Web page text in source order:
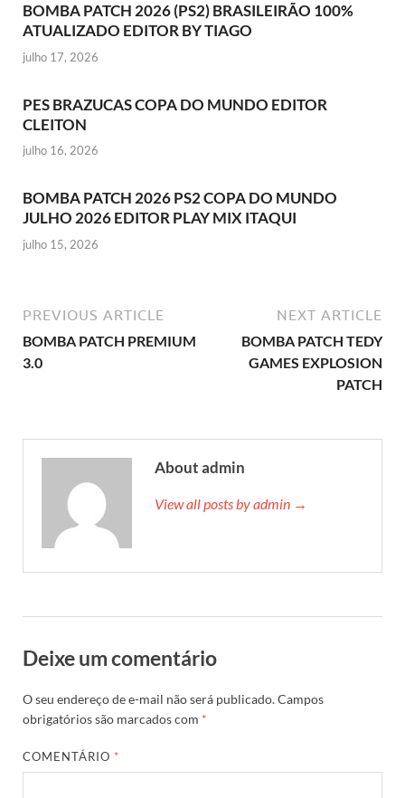
BOMBA PATCH 2026 (PS2) BRASILEIRÃO 100%
ATUALIZADO EDITOR BY TIAGO
julho 17, 2026
PES BRAZUCAS COPA DO MUNDO EDITOR
CLEITON
julho 16, 2026
BOMBA PATCH 2026 PS2 COPA DO MUNDO
JULHO 2026 EDITOR PLAY MIX ITAQUI
julho 15, 2026
PREVIOUS ARTICLE
BOMBA PATCH PREMIUM
3.0
NEXT ARTICLE
BOMBA PATCH TEDY
GAMES EXPLOSION
PATCH
About admin
View all posts by admin →
Deixe um comentário
O seu endereço de e-mail não será publicado.Campos
obrigatórios são marcados com *
COMENTÁRIO *